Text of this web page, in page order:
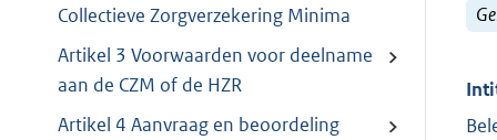
Collectieve Zorgverzekering Minima
Artikel 3 Voorwaarden voor deelname
aan de CZM of de HZR
Artikel 4 Aanvraag en beoordeling